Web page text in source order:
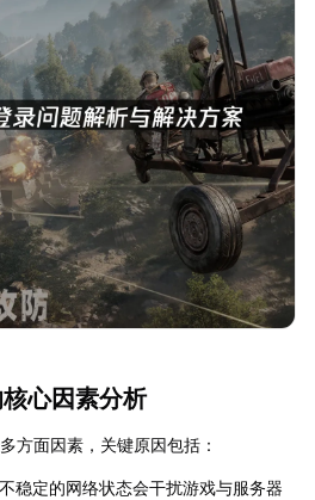
心因素分析
方面因素，关键原因包括：
稳定的网络状态会干扰游戏与服务器